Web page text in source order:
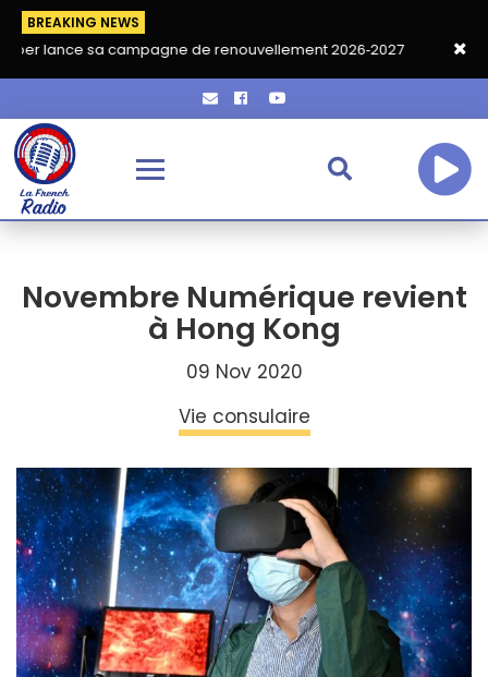
BREAKING NEWS
campagne de renouvellement 2026‑2027 Grand café de
Novembre Numérique revient
à Hong Kong
09 Nov 2020
Vie consulaire